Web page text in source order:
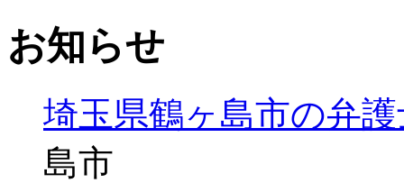
お知らせ
埼玉県鶴ヶ島市の弁
島市